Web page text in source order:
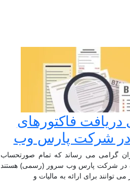
دریافت فاکتورهای
شرکت پارس وب
گرامی می رساند که تمام صورتحساب
در شرکت پارس وب سرور (رسمی) هستند
توانند برای ارائه به مالیات و